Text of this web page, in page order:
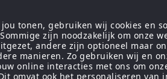
tonen, gebruiken wij cookies en
zijn noodzakelijk om onze
andere zijn optioneel maar
manieren. Zo gebruiken wij en
online interacties met ons om
omvat ook het personaliseren van